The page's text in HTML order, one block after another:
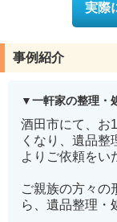
実際
事例紹介
一軒家の整理・
酒田市にて、お
くなり、遺品
よりご依頼をい
ご親族の方々の
ら、遺品整理・